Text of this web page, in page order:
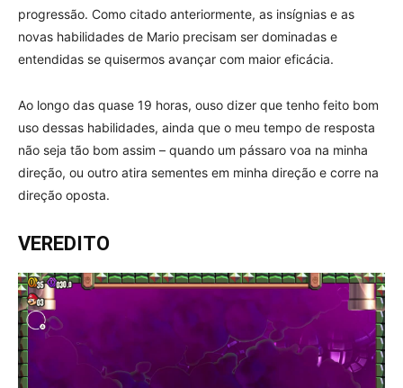
progressão. Como citado anteriormente, as insígnias e as
novas habilidades de Mario precisam ser dominadas e
entendidas se quisermos avançar com maior eficácia.
Ao longo das quase 19 horas, ouso dizer que tenho feito bom
uso dessas habilidades, ainda que o meu tempo de resposta
não seja tão bom assim – quando um pássaro voa na minha
direção, ou outro atira sementes em minha direção e corre na
direção oposta.
VEREDITO